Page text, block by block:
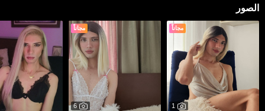
الصور
مجاناً
1
مجاناً
6